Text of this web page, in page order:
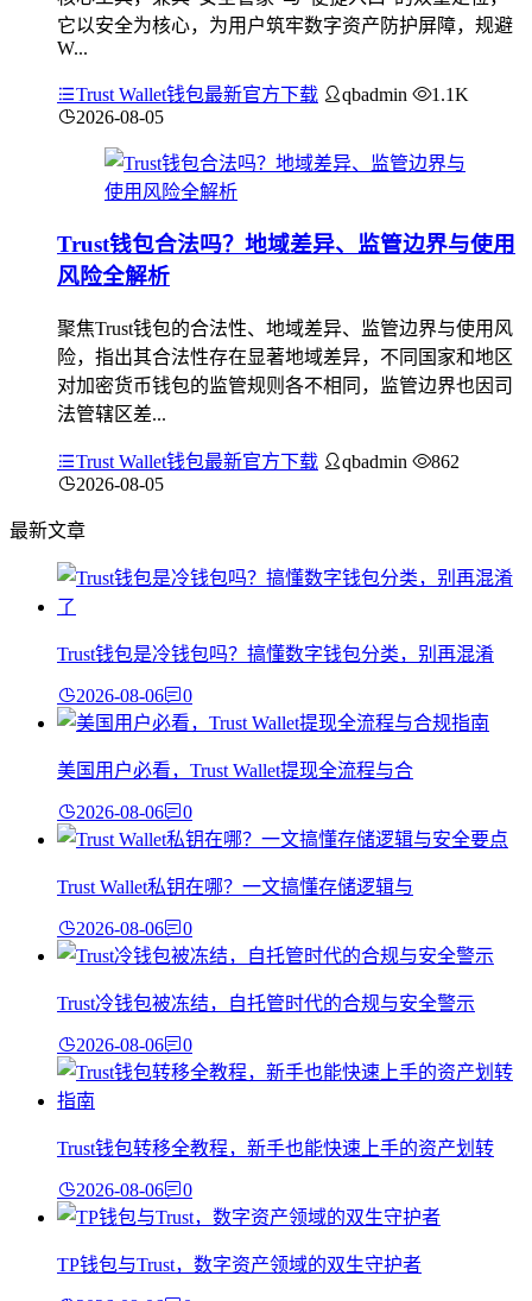
它以安全为核心，为用户筑牢数字资产防护屏障，规避
W...
Trust Wallet钱包最新官方下载 qbadmin
1.1K
2026-08-05
Trust钱包合法吗？地域差异、监管边界与使用
风险全解析
聚焦Trust钱包的合法性、地域差异、监管边界与使用风
险，指出其合法性存在显著地域差异，不同国家和地区
对加密货币钱包的监管规则各不相同，监管边界也因司
法管辖区差...
Trust Wallet钱包最新官方下载 qbadmin
862
2026-08-05
最新文章
Trust钱包是冷钱包吗？搞懂数字钱包分类，别再混淆
2026-08-06 0
美国用户必看，Trust Wallet提现全流程与合
2026-08-06 0
Trust Wallet私钥在哪？一文搞懂存储逻辑与
2026-08-06 0
Trust冷钱包被冻结，自托管时代的合规与安全警示
2026-08-06 0
Trust钱包转移全教程，新手也能快速上手的资产划转
2026-08-06 0
TP钱包与Trust，数字资产领域的双生守护者